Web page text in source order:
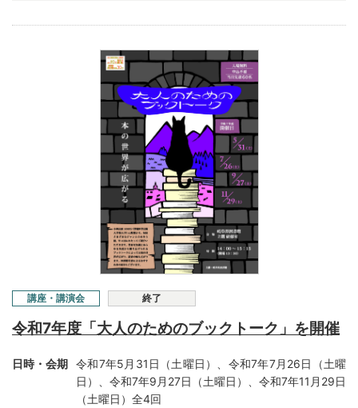
講座・講演会 終了
令和7年度「大人のためのブックトーク」を開催
日時・会期 令和7年5月31日（土曜日）、令和7年7月26日（土曜
日）、令和7年9月27日（土曜日）、令和7年11月29日
（土曜日）全4回